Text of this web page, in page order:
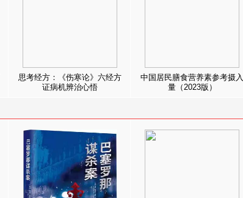
思考经方：《伤寒论》六经方
证病机辨治心悟
中国居民膳食营养素参考摄入
量（2023版）